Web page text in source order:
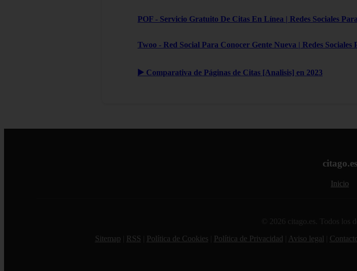
POF - Servicio Gratuito De Citas En Línea | Redes Sociales
Twoo - Red Social Para Conocer Gente Nueva | Redes Sociales
▶️ Comparativa de Páginas de Citas [Analisis] en 2023
citago.es
Inicio
© 2026 citago.es. Todos los
Sitemap
RSS Política de Cookies Política de Privacidad Aviso legal